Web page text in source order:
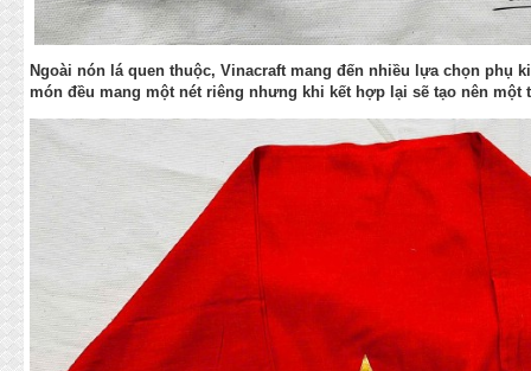
Ngoài nón lá quen thuộc, Vinacraft mang đến nhiều lựa chọn phụ
món đều mang một nét riêng nhưng khi kết hợp lại sẽ tạo nên một